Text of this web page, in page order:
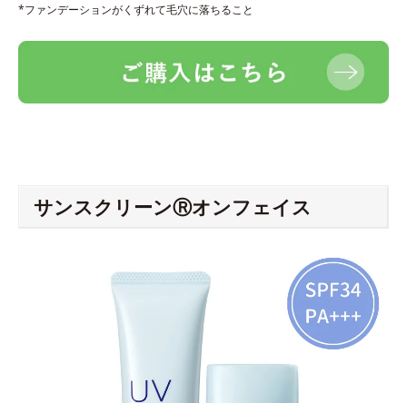
*ファンデーションがくずれて毛穴に落ちること
サンスクリーンⓇオンフェイス